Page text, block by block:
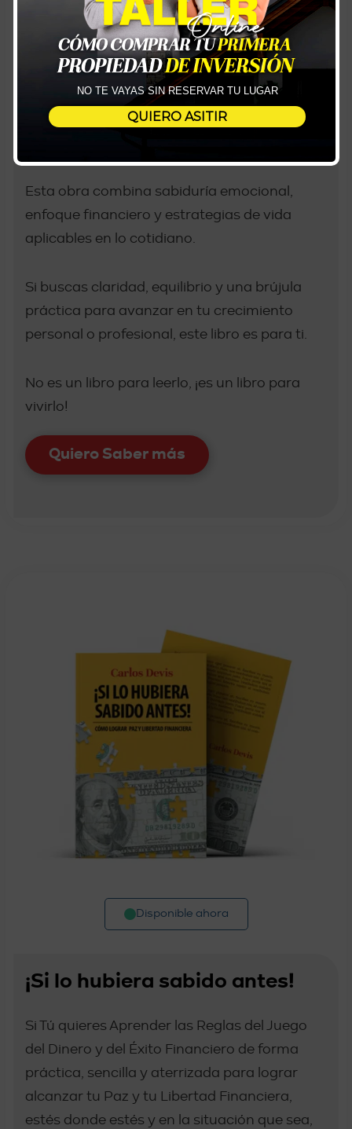
En este libro te guiaré para que descubras:
• Tus fortalezas
• Tus estrategias
Esta obra combina sabiduría emocional,
enfoque financiero y estrategias de vida
aplicables en lo cotidiano.
Si buscas claridad, equilibrio y una brújula
práctica para avanzar en tu crecimiento
personal o profesional, este libro es para ti.
No es un libro para leerlo, ¡es un libro para
vivirlo!
Quiero Saber más
Disponible ahora
¡Si lo hubiera sabido antes!
Si Tú quieres Aprender las Reglas del Juego
del Dinero y del Éxito Financiero de forma
práctica, sencilla y aterrizada para lograr
alcanzar tu Paz y tu Libertad Financiera,
estés donde estés y en la situación que sea,
QUIERO ASITIR
NO TE VAYAS SIN RESERVAR TU LUGAR